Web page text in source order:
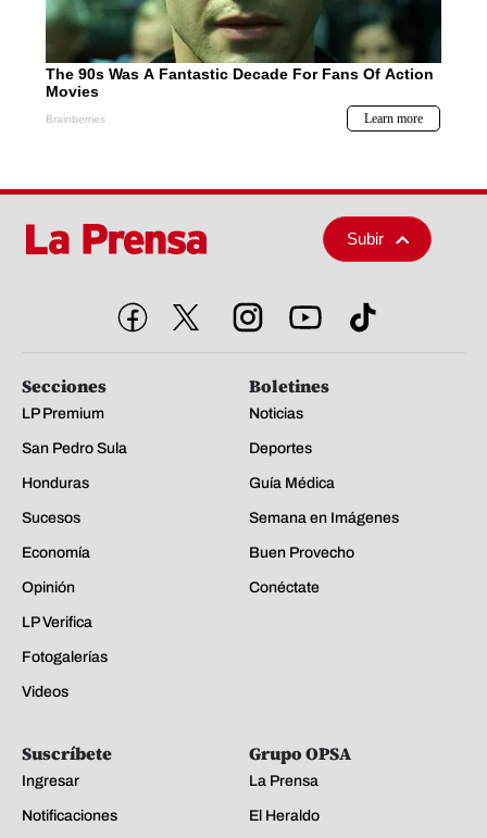
Subir
Secciones
LP Premium
San Pedro Sula
Honduras
Sucesos
Economía
Opinión
LP Verifica
Fotogalerías
Videos
Boletines
Noticias
Deportes
Guía Médica
Semana en Imágenes
Buen Provecho
Conéctate
Suscríbete
Ingresar
Notificaciones
Grupo OPSA
La Prensa
El Heraldo